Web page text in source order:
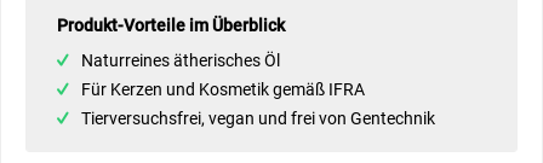
Produkt-Vorteile im Überblick
Naturreines ätherisches Öl
Für Kerzen und Kosmetik gemäß IFRA
Tierversuchsfrei, vegan und frei von Gentechnik